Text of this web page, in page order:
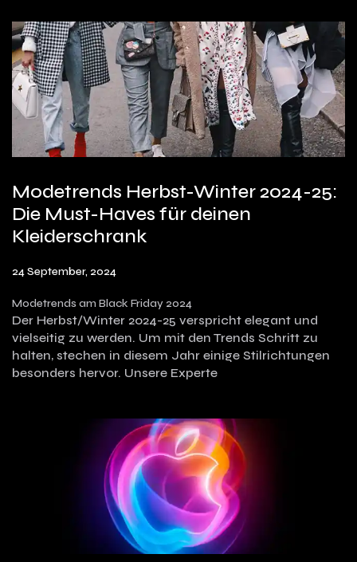
Modetrends Herbst-Winter 2024-25:
Die Must-Haves für deinen
Kleiderschrank
24 September, 2024
Modetrends am Black Friday 2024
Der Herbst/Winter 2024-25 verspricht elegant und
vielseitig zu werden. Um mit den Trends Schritt zu
halten, stechen in diesem Jahr einige Stilrichtungen
besonders hervor. Unsere Experte